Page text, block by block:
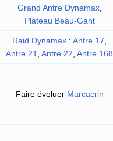
Grand Antre Dynamax,
Plateau Beau-Gant
Raid Dynamax : Antre 17
Antre 21
Antre 22 Antre 168
Faire évoluer Marcacrin